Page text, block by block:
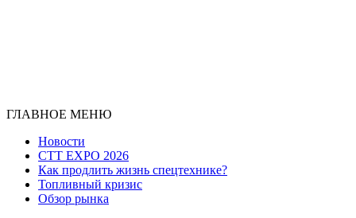
ГЛАВНОЕ МЕНЮ
Новости
CTT EXPO 2026
Как продлить жизнь спецтехнике?
Топливный кризис
Обзор рынка